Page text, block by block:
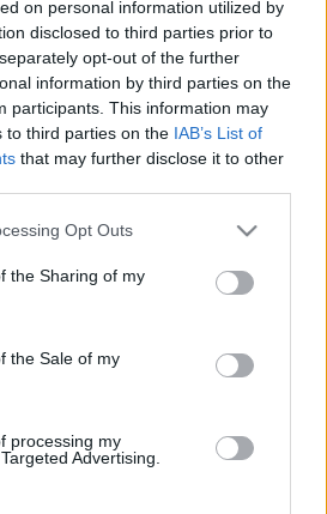
on personal information utilized by
disclosed to third parties prior to
opt-out of the further
information by third parties on the
participants. This information may
to third parties on the IAB’s List of
that may further disclose it to other
app uses one or more Google
usage behaviour. You may click to
Google and its third-party tags to
specified purposes in below Google
Opt Outs
the Sharing of my
the Sale of my
processing my
Advertising.
ezért indulataikból
Kegyelmedék jól tudják,
is csak magyarul tudok,
származásomat sem
jön már el azon idő, hogy a
de a cselekedeteik szerint
Sándor